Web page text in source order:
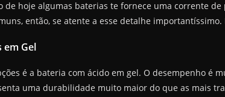
de hoje algumas baterias te fornece uma corrente de
então, se atente a esse detalhe
em Gel
é a bateria com ácido em gel. O desempenho é
uma durabilidade muito maior do que as mais